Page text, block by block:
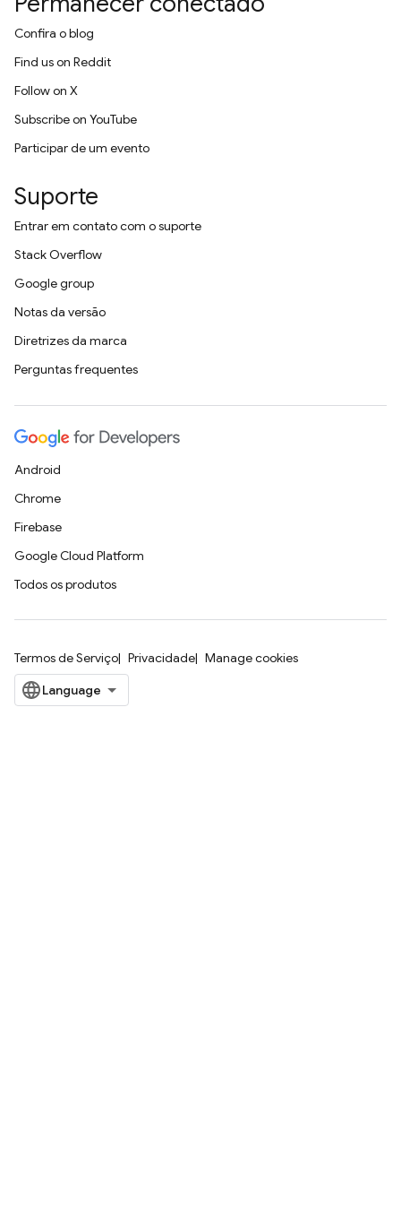
Confira o blog
Find us on Reddit
Follow on X
Subscribe on YouTube
Participar de um evento
Suporte
Entrar em contato com o suporte
Stack Overflow
Google group
Notas da versão
Diretrizes da marca
Perguntas frequentes
Android
Chrome
Firebase
Google Cloud Platform
Todos os produtos
Termos de Serviço Privacidade Manage cookies